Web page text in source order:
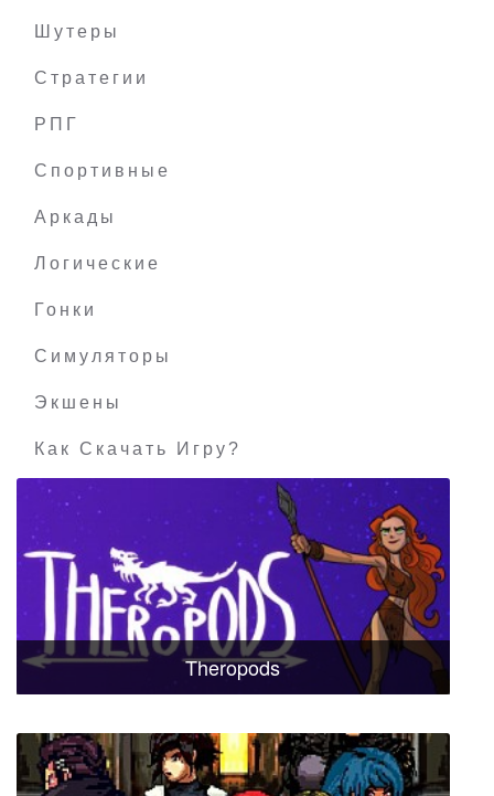
Шутеры
Стратегии
РПГ
Спортивные
Аркады
Логические
Гонки
Симуляторы
Экшены
Как Скачать Игру?
Theropods